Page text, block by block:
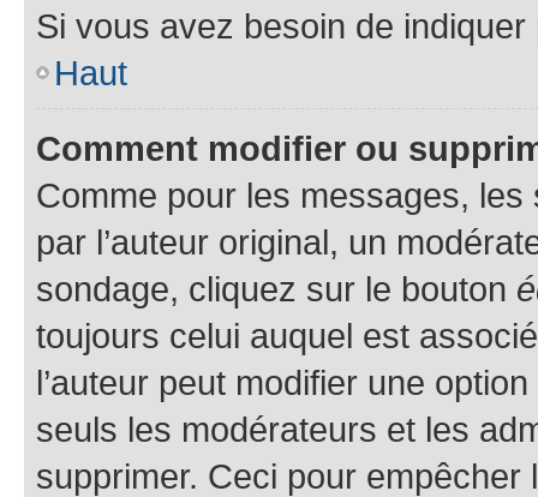
Si vous avez besoin de
Haut
Comment modifier ou
Comme pour les messages,
par l’auteur original, un
sondage, cliquez sur le bouton
toujours celui auquel est
l’auteur peut modifier une
seuls les modérateurs et les
supprimer. Ceci pour